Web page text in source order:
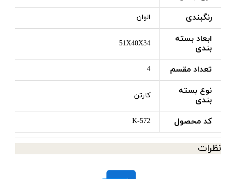
رنگبندی الوان
ابعاد بسته
بندی
51X40X34
تعداد مقسم 4
نوع بسته
بندی
کارتن
کد محصول K-572
نظرات